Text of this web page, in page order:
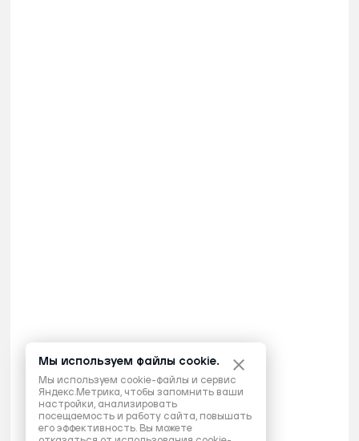
Мы используем файлы cookie.
Мы используем cookie-файлы и сервис
Яндекс.Метрика, чтобы запомнить ваши
настройки, анализировать
посещаемость и работу сайта, повышать
его эффективность. Вы можете